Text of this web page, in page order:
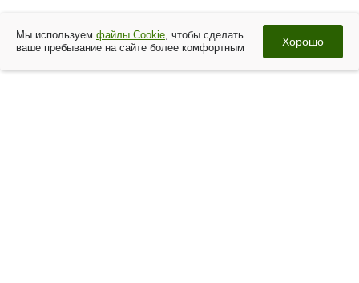
Мы используем файлы Cookie, чтобы сделать
ваше пребывание на сайте более комфортным
Хорошо